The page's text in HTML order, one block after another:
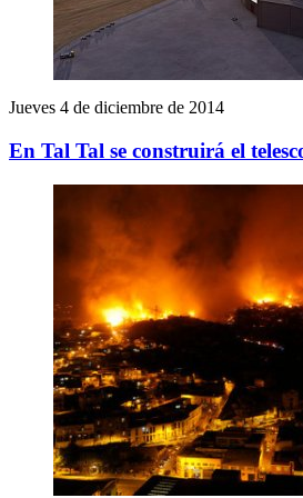
Jueves 4 de diciembre de 2014
En Tal Tal se construirá el